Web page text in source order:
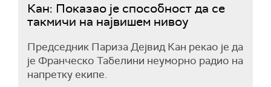
Кан: Показао је способност да се
такмичи на највишем нивоу
Председник Париза Дејвид Кан рекао је да
је Франческо Табелини неуморно радио на
напретку екипе.